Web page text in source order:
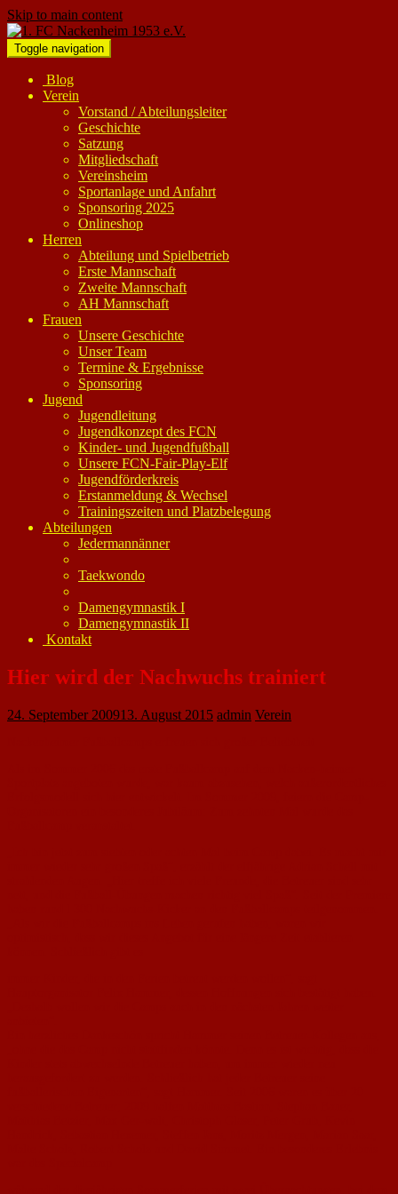
Skip to main content
Toggle navigation
Blog
Verein
Vorstand / Abteilungsleiter
Geschichte
Satzung
Mitgliedschaft
Vereinsheim
Sportanlage und Anfahrt
Sponsoring 2025
Onlineshop
Herren
Abteilung und Spielbetrieb
Erste Mannschaft
Zweite Mannschaft
AH Mannschaft
Frauen
Unsere Geschichte
Unser Team
Termine & Ergebnisse
Sponsoring
Jugend
Jugendleitung
Jugendkonzept des FCN
Kinder- und Jugendfußball
Unsere FCN-Fair-Play-Elf
Jugendförderkreis
Erstanmeldung & Wechsel
Trainingszeiten und Platzbelegung
Abteilungen
Jedermannänner
Taekwondo
Damengymnastik I
Damengymnastik II
Kontakt
Hier wird der Nachwuchs trainiert
24. September 200913. August 2015 admin Verein